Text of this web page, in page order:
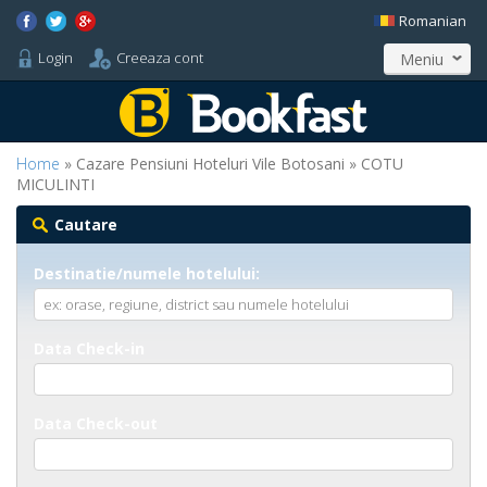
Login Creeaza cont
Romanian
Meniu
Home » Cazare Pensiuni Hoteluri Vile Botosani » COTU
MICULINTI
Cautare
Destinatie/numele hotelului: